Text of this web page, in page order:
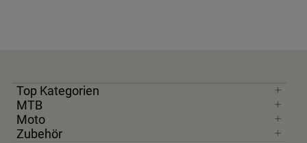
Top Kategorien
MTB
Moto
Zubehör